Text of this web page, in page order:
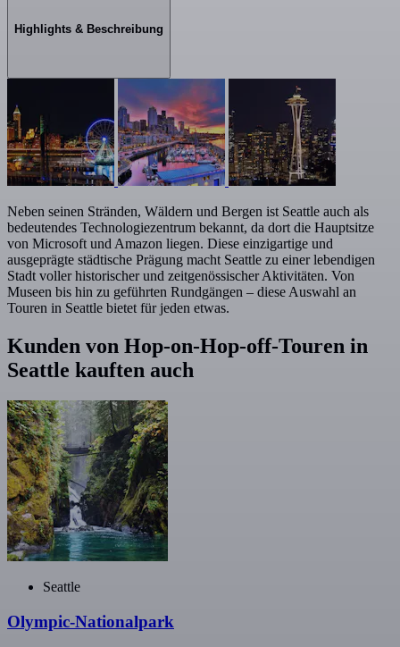
Highlights & Beschreibung
Neben seinen Stränden, Wäldern und Bergen ist Seattle auch als
bedeutendes Technologiezentrum bekannt, da dort die Hauptsitze
von Microsoft und Amazon liegen. Diese einzigartige und
ausgeprägte städtische Prägung macht Seattle zu einer lebendigen
Stadt voller historischer und zeitgenössischer Aktivitäten. Von
Museen bis hin zu geführten Rundgängen – diese Auswahl an
Touren in Seattle bietet für jeden etwas.
Kunden von Hop-on-Hop-off-Touren in
Seattle kauften auch
Seattle
Olympic-Nationalpark